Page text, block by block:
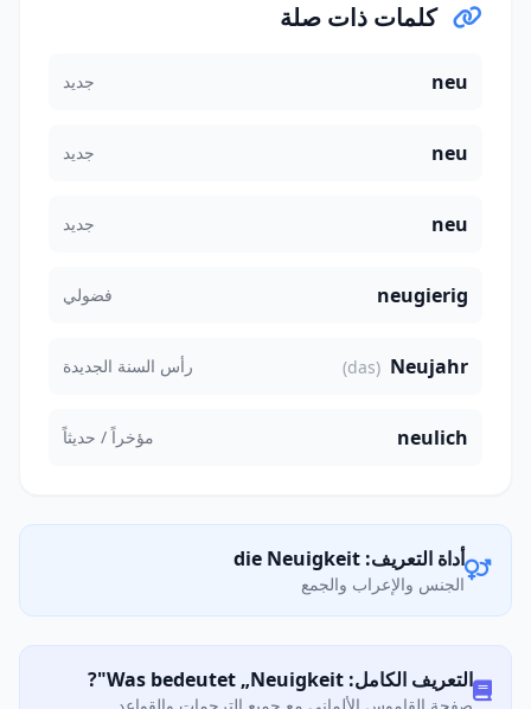
كلمات ذات صلة
neu جديد
neu جديد
neu جديد
neugierig فضولي
Neujahr
(das) رأس السنة الجديدة
neulich مؤخراً / حديثاً
أداة التعريف: die Neuigkeit
الجنس والإعراب والجمع
التعريف الكامل: Was bedeutet „Neuigkeit"?